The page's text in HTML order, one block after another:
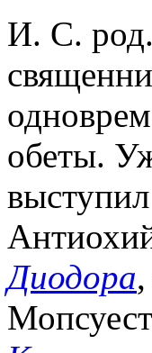
И. С.
обеты.
Диодора